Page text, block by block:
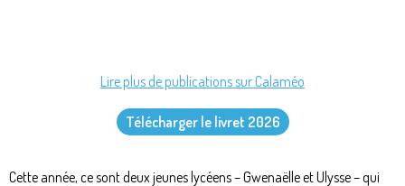
Lire plus de publications sur Calaméo
Télécharger le livret 2026
Cette année, ce sont deux jeunes lycéens – Gwenaëlle et Ulysse – qui